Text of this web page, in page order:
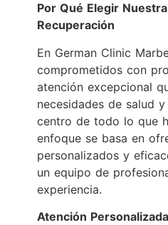
Por Qué Elegir
Recuperación
En German Clinic
comprometidos con
atención excepcional
necesidades de salud
centro de todo lo que
enfoque se basa en
personalizados y
un equipo de
experiencia.
Atención